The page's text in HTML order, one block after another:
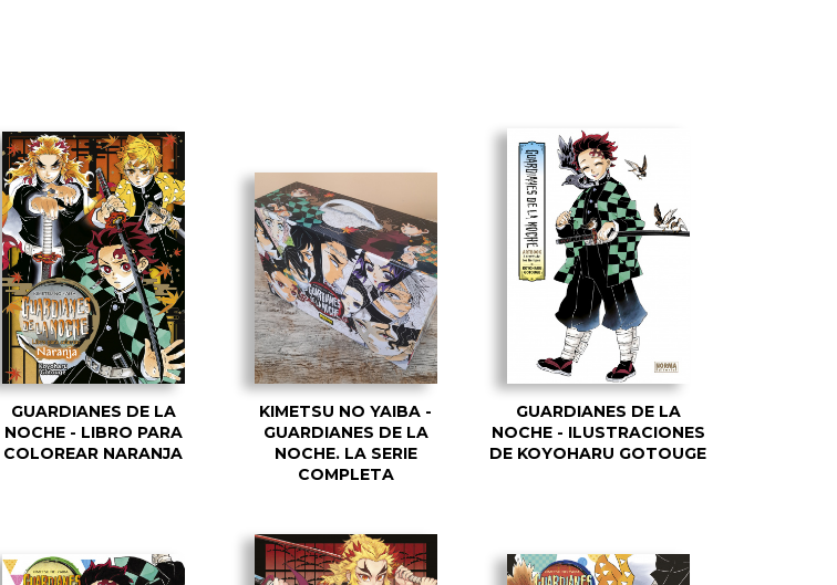
GUARDIANES DE LA
NOCHE - LIBRO PARA
COLOREAR NARANJA
KIMETSU NO YAIBA -
GUARDIANES DE LA
NOCHE. LA SERIE
COMPLETA
GUARDIANES DE LA
NOCHE - ILUSTRACIONES
DE KOYOHARU GOTOUGE